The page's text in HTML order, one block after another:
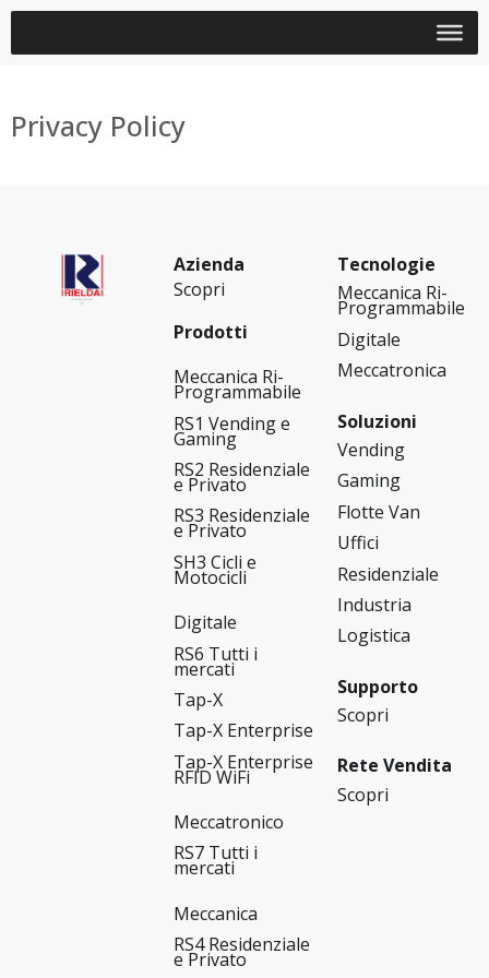
Privacy Policy
Azienda
Scopri
Prodotti
Meccanica Ri-
Programmabile
RS1 Vending e
Gaming
RS2 Residenziale
e Privato
RS3 Residenziale
e Privato
SH3 Cicli e
Motocicli
Digitale
RS6 Tutti i
mercati
Tap-X
Tap-X Enterprise
Tap-X Enterprise
RFID WiFi
Meccatronico
RS7 Tutti i
mercati
Meccanica
RS4 Residenziale
e Privato
Tecnologie
Meccanica Ri-
Programmabile
Digitale
Meccatronica
Soluzioni
Vending
Gaming
Flotte Van
Uffici
Residenziale
Industria
Logistica
Supporto
Scopri
Rete Vendita
Scopri